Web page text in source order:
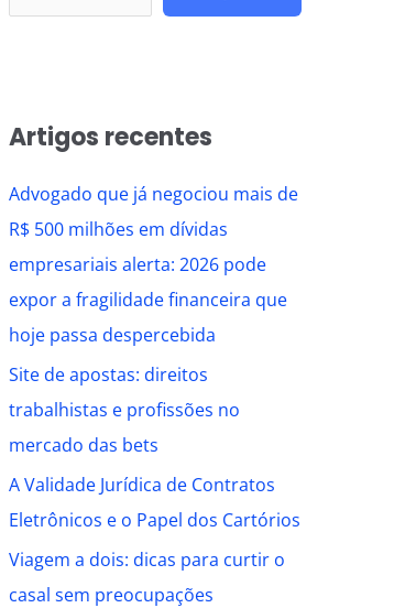
Artigos recentes
Advogado que já negociou mais de
R$ 500 milhões em dívidas
empresariais alerta: 2026 pode
expor a fragilidade financeira que
hoje passa despercebida
Site de apostas: direitos
trabalhistas e profissões no
mercado das bets
A Validade Jurídica de Contratos
Eletrônicos e o Papel dos Cartórios
Viagem a dois: dicas para curtir o
casal sem preocupações